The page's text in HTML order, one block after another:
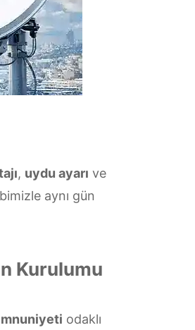
, uydu ayarı ve
aynı gün
Kurulumu
odaklı